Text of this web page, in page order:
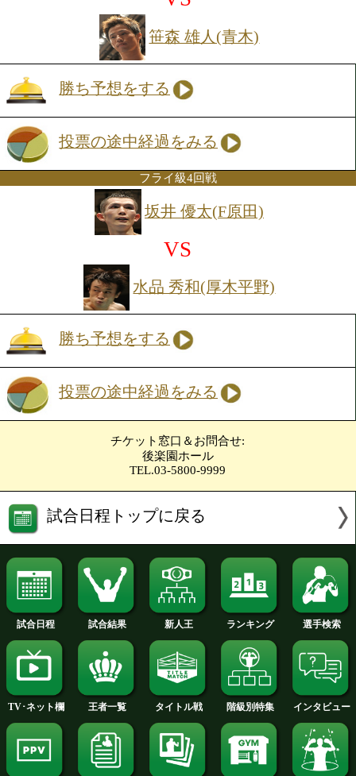
投票の途中経過をみる
岡畑 良治(セレス)
VS
佐々木 洵樹(帝拳)
勝ち予想をする
投票の途中経過をみる
佐藤 鋼太(協栄)
VS
笹森 雄人(青木)
勝ち予想をする
投票の途中経過をみる
フライ級4回戦
坂井 優太(F原田)